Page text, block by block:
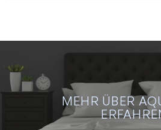
MEHR ÜBER